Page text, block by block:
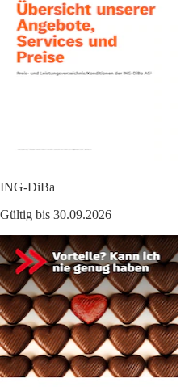
ING-DiBa
Gültig bis 30.09.2026